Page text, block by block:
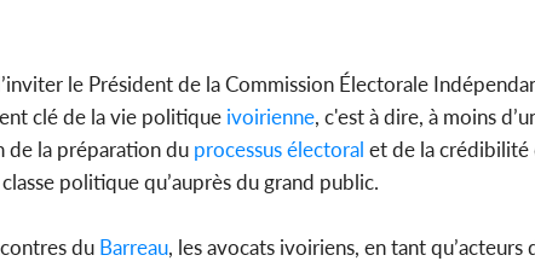
le Président de la Commission Électorale
clé de la vie politique ivoirienne, c'est à dire, à moins
de la préparation du processusélectoral et de la crédibilité
politique qu’auprès du grand public.
du Barreau, les avocats ivoiriens, en tant